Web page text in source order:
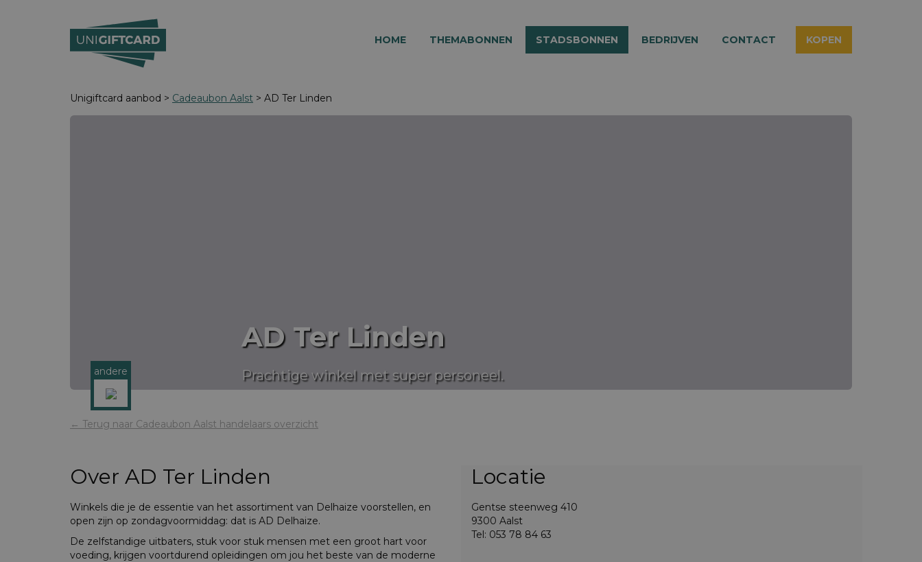
HOME THEMABONNEN STADSBONNEN BEDRIJVEN CONTACT KOPEN
Unigiftcard aanbod > Cadeaubon Aalst > AD Ter Linden
AD Ter Linden
Prachtige winkel met super personeel.
andere
← Terug naar Cadeaubon Aalst handelaars overzicht
Over AD Ter Linden
Winkels die je de essentie van het assortiment van Delhaize voorstellen, en
open zijn op zondagvoormiddag: dat is AD Delhaize.
De zelfstandige uitbaters, stuk voor stuk mensen met een groot hart voor
voeding, krijgen voortdurend opleidingen om jou het beste van de moderne
Locatie
Gentse steenweg 410
9300 Aalst
Tel: 053 78 84 63